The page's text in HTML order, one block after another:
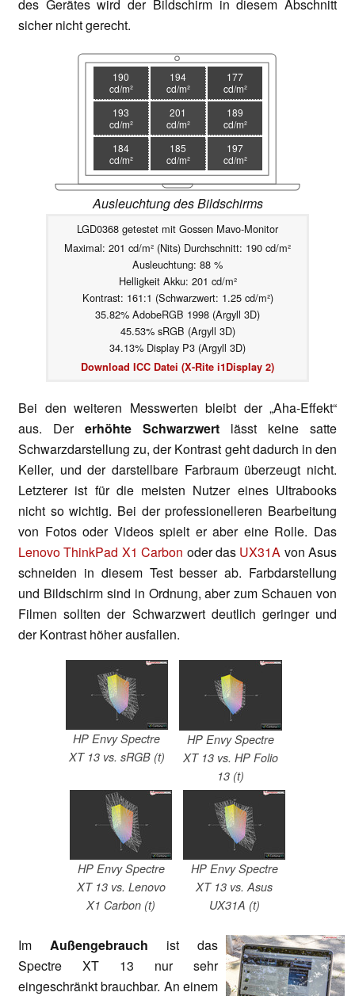
des Gerätes wird der Bildschirm in diesem Abschnitt
sicher nicht gerecht.
190
cd/m²
194
cd/m²
177
cd/m²
193
cd/m²
201
cd/m²
189
cd/m²
184
cd/m²
185
cd/m²
197
cd/m²
Ausleuchtung des Bildschirms
LGD0368 getestet mit Gossen Mavo-Monitor
Maximal: 201 cd/m² (Nits) Durchschnitt: 190 cd/m²
Ausleuchtung: 88 %
Helligkeit Akku: 201 cd/m²
Kontrast: 161:1 (Schwarzwert: 1.25 cd/m²)
35.82% AdobeRGB 1998 (Argyll 3D)
45.53% sRGB (Argyll 3D)
34.13% Display P3 (Argyll 3D)
Download ICC Datei (X-Rite i1Display 2)
Bei den weiteren Messwerten bleibt der „Aha-Effekt“
aus. Der erhöhte Schwarzwert lässt keine satte
Schwarzdarstellung zu, der Kontrast geht dadurch in den
Keller, und der darstellbare Farbraum überzeugt nicht.
Letzterer ist für die meisten Nutzer eines Ultrabooks
nicht so wichtig. Bei der professionelleren Bearbeitung
von Fotos oder Videos spielt er aber eine Rolle. Das
Lenovo ThinkPad X1 Carbon oder das UX31A von Asus
schneiden in diesem Test besser ab. Farbdarstellung
und Bildschirm sind in Ordnung, aber zum Schauen von
Filmen sollten der Schwarzwert deutlich geringer und
der Kontrast höher ausfallen.
HP Envy Spectre
XT 13 vs. sRGB (t)
HP Envy Spectre
XT 13 vs. HP Folio
13 (t)
HP Envy Spectre
XT 13 vs. Lenovo
X1 Carbon (t)
HP Envy Spectre
XT 13 vs. Asus
UX31A (t)
Im Außengebrauch ist das
Spectre XT 13 nur sehr
eingeschränkt brauchbar. An einem